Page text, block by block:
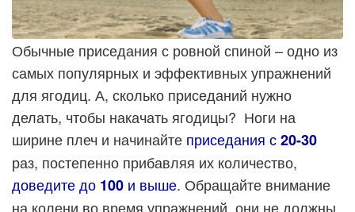
Обычные приседания с ровной спиной – одно из
самых популярных и эффективных упражнений
для ягодиц. А, сколько приседаний нужно
делать, чтобы накачать ягодицы? Ноги на
ширине плеч и начинайте приседания с20-30
раз, постепенно прибавляя их количество,
доведите до 100 и выше. Обращайте внимание
на колени во время упражнений, они не должны